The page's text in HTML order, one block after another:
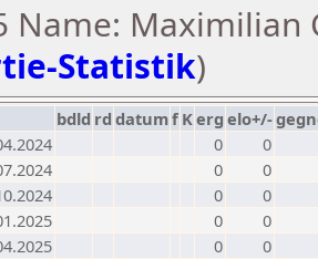
Name: Maximilian
Statistik)
bdld rd datumf Kerg elo+/-
0
0
0
0
0
0
0
0
0
0